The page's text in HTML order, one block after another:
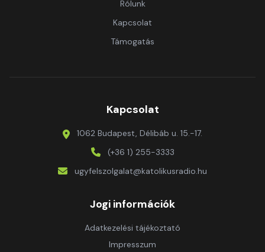
Rólunk
Kapcsolat
Támogatás
Kapcsolat
1062 Budapest, Délibáb u. 15.-17.
(+36 1) 255-3333
ugyfelszolgalat@katolikusradio.hu
Jogi információk
Adatkezelési tájékoztató
Impresszum